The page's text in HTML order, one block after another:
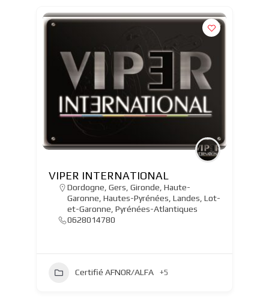
VIPER INTERNATIONAL
Dordogne Gers Gironde Haute-
Garonne Hautes-Pyrénées Landes Lot-
et-Garonne Pyrénées-Atlantiques
0628014780
Certifié AFNOR/ALFA +5